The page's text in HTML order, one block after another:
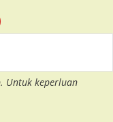
Untuk keperluan